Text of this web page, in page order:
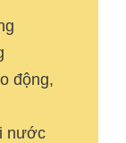
động,
nước